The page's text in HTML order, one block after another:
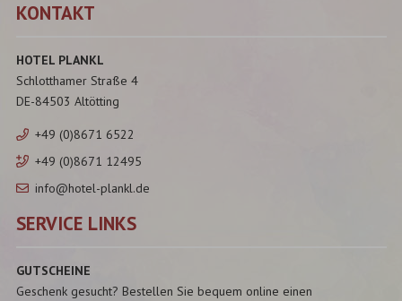
KONTAKT
HOTEL PLANKL
Schlotthamer Straße 4
DE-84503 Altötting
+49 (0)8671 6522
+49 (0)8671 12495
info@hotel-plankl.de
SERVICE LINKS
GUTSCHEINE
Geschenk gesucht? Bestellen Sie bequem online einen